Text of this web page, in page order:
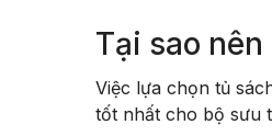
Tại sao
Việc lựa chọn tủ
tốt nhất cho bộ sưu